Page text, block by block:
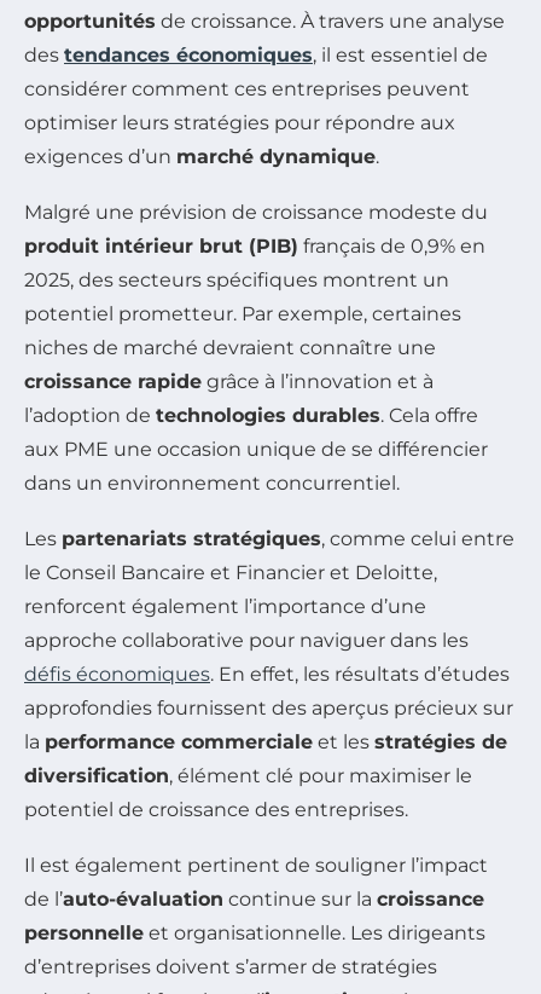
opportunités de croissance. À travers une analyse
des tendances économiques, il est essentiel de
considérer comment ces entreprises peuvent
optimiser leurs stratégies pour répondre aux
exigences d’un marché dynamique.
Malgré une prévision de croissance modeste du
produit intérieur brut (PIB) français de 0,9% en
2025, des secteurs spécifiques montrent un
potentiel prometteur. Par exemple, certaines
niches de marché devraient connaître une
croissance rapide grâce à l’innovation et à
l’adoption de technologies durables. Cela offre
aux PME une occasion unique de se différencier
dans un environnement concurrentiel.
Les partenariats stratégiques, comme celui entre
le Conseil Bancaire et Financier et Deloitte,
renforcent également l’importance d’une
approche collaborative pour naviguer dans les
défis économiques. En effet, les résultats d’études
approfondies fournissent des aperçus précieux sur
la performance commerciale et les stratégies de
diversification, élément clé pour maximiser le
potentiel de croissance des entreprises.
Il est également pertinent de souligner l’impact
de l’auto-évaluation continue sur la croissance
personnelle et organisationnelle. Les dirigeants
d’entreprises doivent s’armer de stratégies